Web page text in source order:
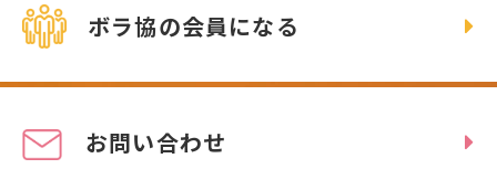
ボラ協の会員になる
お問い合わせ